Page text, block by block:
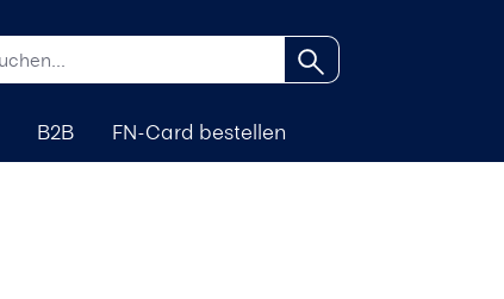
B2B FN-Card bestellen